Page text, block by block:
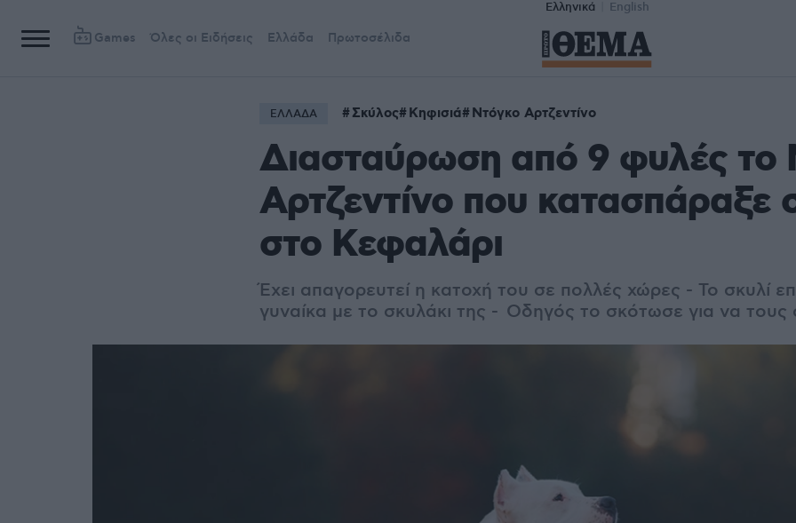
Ελληνικά English
Games Όλες οι Ειδήσεις Ελλάδα Πρωτοσέλιδα
ΕΛΛΑΔΑ Σκύλος Κηφισιά Ντόγκο Αρτζεντίνο
Διασταύρωση από 9 φυλές το
Αρτζεντίνο που κατασπάραξε
στο Κεφαλάρι
Έχει απαγορευτεί η κατοχή του σε πολλές χώρες - Το σκυλί
γυναίκα με το σκυλάκι της - Οδηγός το σκότωσε για να τους